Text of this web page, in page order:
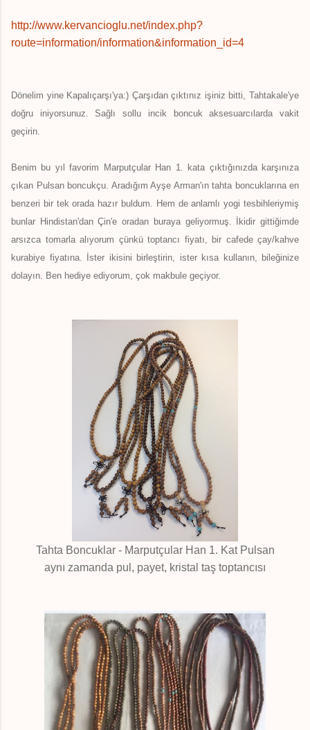
http://www.kervancioglu.net/index.php?
route=information/information&information_id=4
Dönelim yine Kapalıçarşı'ya:) Çarşıdan çıktınız işiniz bitti, Tahtakale'ye
doğru iniyorsunuz. Sağlı sollu incik boncuk aksesuarcılarda vakit
geçirin.
Benim bu yıl favorim Marputçular Han 1. kata çıktığınızda karşınıza
çıkan Pulsan boncukçu. Aradığım Ayşe Arman'ın tahta boncuklarına en
benzeri bir tek orada hazır buldum. Hem de anlamlı yogi tesbihleriymiş
bunlar Hindistan'dan Çin'e oradan buraya geliyormuş. İkidir gittiğimde
arsızca tomarla alıyorum çünkü toptancı fiyatı, bir cafede çay/kahve
kurabiye fiyatına. İster ikisini birleştirin, ister kısa kullanın, bileğinize
dolayın. Ben hediye ediyorum, çok makbule geçiyor.
Tahta Boncuklar - Marputçular Han 1. Kat Pulsan
aynı zamanda pul, payet, kristal taş toptancısı